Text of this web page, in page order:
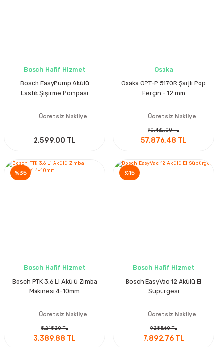
Bosch Hafif Hizmet
Bosch EasyPump Akülü
Lastik Şişirme Pompası
Ücretsiz Nakliye
2.599,00 TL
Osaka
Osaka OPT-P 5170R Şarjlı Pop
Perçin - 12 mm
Ücretsiz Nakliye
90.432,00 TL
57.876,48 TL
%35
Bosch Hafif Hizmet
Bosch PTK 3,6 Li Akülü Zımba
Makinesi 4-10mm
Ücretsiz Nakliye
5.215,20 TL
3.389,88 TL
%15
Bosch Hafif Hizmet
Bosch EasyVac 12 Akülü El
Süpürgesi
Ücretsiz Nakliye
9.285,60 TL
7.892,76 TL